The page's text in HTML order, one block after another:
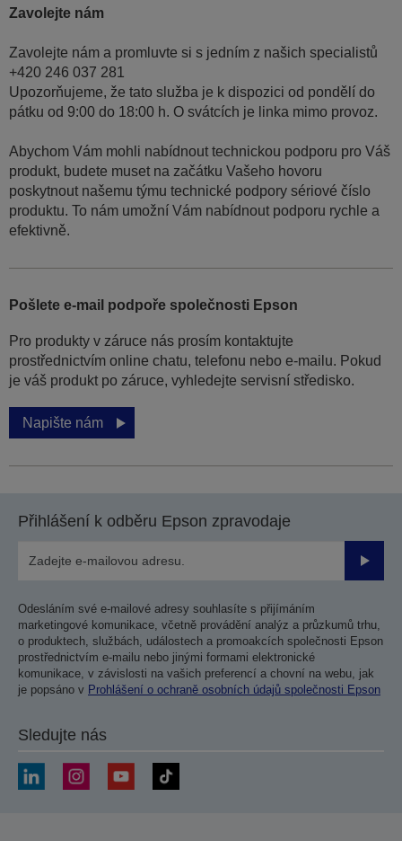
Zavolejte nám
Zavolejte nám a promluvte si s jedním z našich specialistů
+420 246 037 281
Upozorňujeme, že tato služba je k dispozici od pondělí do
pátku od 9:00 do 18:00 h. O svátcích je linka mimo provoz.
Abychom Vám mohli nabídnout technickou podporu pro Váš
produkt, budete muset na začátku Vašeho hovoru
poskytnout našemu týmu technické podpory sériové číslo
produktu. To nám umožní Vám nabídnout podporu rychle a
efektivně.
Pošlete e-mail podpoře společnosti Epson
Pro produkty v záruce nás prosím kontaktujte
prostřednictvím online chatu, telefonu nebo e-mailu. Pokud
je váš produkt po záruce, vyhledejte servisní středisko.
Napište nám
Přihlášení k odběru Epson zpravodaje
Odesláním své e-mailové adresy souhlasíte s přijímáním
marketingové komunikace, včetně provádění analýz a průzkumů trhu,
o produktech, službách, událostech a promoakcích společnosti Epson
prostřednictvím e-mailu nebo jinými formami elektronické
komunikace, v závislosti na vašich preferencí a chovní na webu, jak
je popsáno v Prohlášení o ochraně osobních údajů společnosti Epson
Sledujte nás